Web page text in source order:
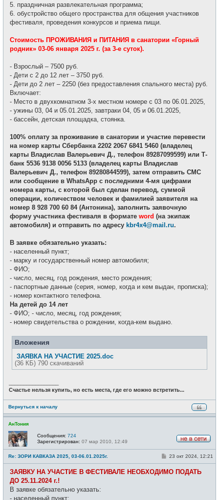
5. праздничная развлекательная программа;
6. обустройство общего пространства для общения участников
фестиваля, проведения конкурсов и приема пищи.
Стоимость ПРОЖИВАНИЯ и ПИТАНИЯ в санатории «Горный
родник» 03-06 января 2025 г. (за 3-е суток).
- Взрослый – 7500 руб.
- Дети с 2 до 12 лет – 3750 руб.
- Дети до 2 лет – 2250 (без предоставления спального места) руб.
Включает:
- Место в двухкомнатном 3-х местном номере с 03 по 06.01.2025,
- ужины 03, 04 и 05.01.2025, завтраки 04, 05 и 06.01.2025,
- бассейн, детская площадка, стоянка.
100% оплату за проживание в санатории и участие перевести
на номер карты Сбербанка 2202 2067 6841 5460 (владелец
карты Владислав Валерьевич Д., телефон 89287099599) или Т-
банк 5536 9138 0056 5133 (владелец карты Владислав
Валерьевич Д., телефон 89280844599), затем отправить СМС
или сообщение в WhatsApp с последними 4-мя цифрами
номера карты, с которой был сделан перевод, суммой
операции, количеством человек и фамилией заявителя на
номер 8 928 700 60 84 (Антонина), заполнить заявочную
форму участника фестиваля в формате word (на экипаж
автомобиля) и отправить по адресу kbr4x4@mail.ru.
В заявке обязательно указать:
- населенный пункт;
- марку и государственный номер автомобиля;
- ФИО;
- число, месяц, год рождения, место рождения;
- паспортные данные (серия, номер, когда и кем выдан, прописка);
- номер контактного телефона.
На детей до 14 лет
- ФИО; - число, месяц, год рождения;
- номер свидетельства о рождении, когда-кем выдано.
Вложения
ЗАЯВКА НА УЧАСТИЕ 2025.doc
(36 КБ) 790 скачиваний
Счастье нельзя купить, но есть места, где его можно встретить...
Вернуться к началу
АнТония
в
с
Сообщения: 724
Зарегистрирован: 07 мар 2010, 12:49
Re: ЗОРИ КАВКАЗА 2025, 03-06.01.2025г.
С
б
23 окт 2024, 12:21
ЗАЯВКУ НА УЧАСТИЕ В ФЕСТИВАЛЕ НЕОБХОДИМО ПОДАТЬ
ДО 25.11.2024 г.!
В заявке обязательно указать:
- населенный пункт;